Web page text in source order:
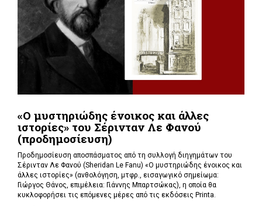
«Ο μυστηριώδης ένοικος και άλλες
ιστορίες» του Σέρινταν Λε Φανού
(προδημοσίευση)
Προδημοσίευση αποσπάσματος από τη συλλογή διηγημάτων του
Σέρινταν Λε Φανού (Sheridan Le Fanu) «Ο μυστηριώδης ένοικος και
άλλες ιστορίες» (ανθολόγηση, μτφρ., εισαγωγικό σημείωμα:
Γιώργος Θάνος, επιμέλεια: Γιάννης Μπαρτσώκας), η οποία θα
κυκλοφορήσει τις επόμενες μέρες από τις εκδόσεις Printa.